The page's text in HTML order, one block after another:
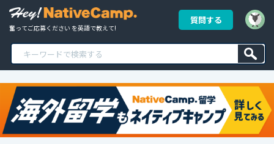
奮ってご応募ください を英語で教えて!
質問する